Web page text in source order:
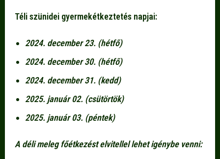
Téli szünidei gyermekétkeztetés napjai:
2024. december 23. (hétfő)
2024. december 30. (hétfő)
2024. december 31. (kedd)
2025. január 02. (csütörtök)
2025. január 03. (péntek)
A déli meleg főétkezést elvitellel lehet igénybe venni: